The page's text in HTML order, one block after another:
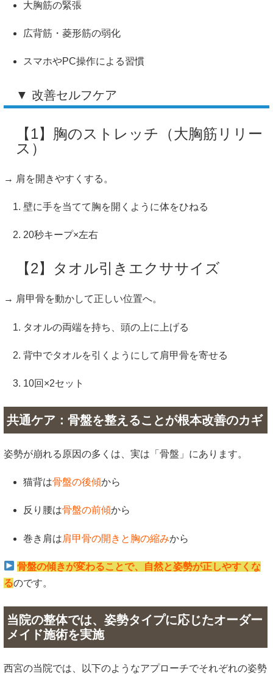
大胸筋の緊張
広背筋・菱形筋の弱化
スマホやPC操作による習慣
▼ 改善セルフケア
【1】胸のストレッチ（大胸筋リリー
ス）
→ 肩を開きやすくする。
壁に手を当てて胸を開くように体をひねる
20秒キープ×左右
【2】タオル引きエクササイズ
→ 肩甲骨を動かして正しい位置へ。
タオルの両端を持ち、頭の上に上げる
背中でタオルを引くようにして肩甲骨を寄せる
10回×2セット
共通ケア：骨盤を整えることが根本改善のカギ
姿勢が崩れる原因の多くは、実は「骨盤」にあります。
猫背は骨盤の後傾から
反り腰は骨盤の前傾から
巻き肩は肩甲骨の開きと胸の縮みから
骨盤の傾きが変わることで、自然と姿勢が正しやすくな
るのです。
当院の整体では、姿勢タイプに応じたオーダー
メイド施術を実施
西宮の当院では、以下のようなアプローチでそれぞれの姿勢